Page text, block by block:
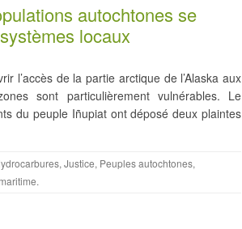
autochtones se
locaux
l’accès de la partie arctique de l’Alaska aux
sont particulièrement vulnérables. Le
du peuple Iñupiat ont déposé deux plaintes
, Justice, Peuples autochtones,
.